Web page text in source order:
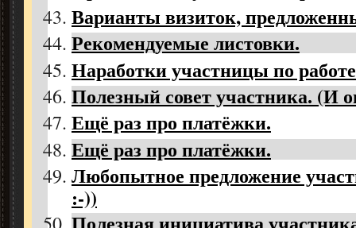
Варианты визиток,
Рекомендуемые листовки.
Наработки участницы по
Полезный совет участника. (И
Ещё раз про платёжки.
Ещё раз про платёжки.
Любопытное предложение
:-))